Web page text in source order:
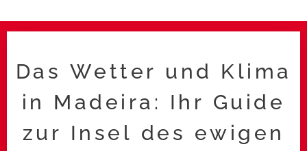
Das Wetter und Klima
in Madeira: Ihr Guide
zur Insel des ewigen